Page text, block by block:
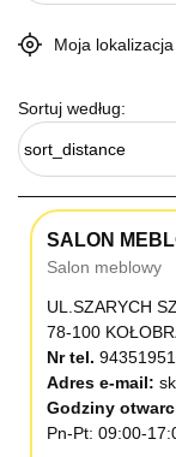
Moja lokalizacja
Sortuj według:
sort_distance
SALON
Salon meblowy
UL.SZARYCH
78-100
Nr tel.
Adres e-mail:
Godziny
Pn-Pt: 09:00-